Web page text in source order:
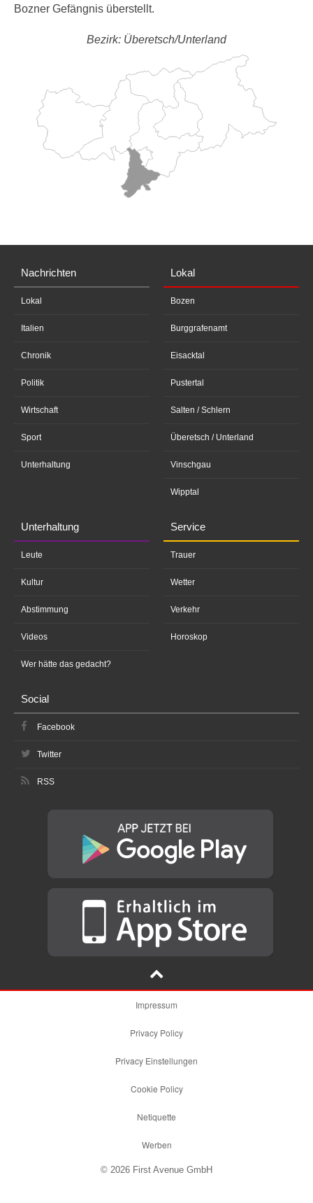
Bozner Gefängnis überstellt.
Bezirk: Überetsch/Unterland
Nachrichten
Lokal
Italien
Chronik
Politik
Wirtschaft
Sport
Unterhaltung
Lokal
Bozen
Burggrafenamt
Eisacktal
Pustertal
Salten / Schlern
Überetsch / Unterland
Vinschgau
Wipptal
Unterhaltung
Leute
Kultur
Abstimmung
Videos
Wer hätte das gedacht?
Service
Trauer
Wetter
Verkehr
Horoskop
Social
Facebook
Twitter
RSS
Impressum
Privacy Policy
Privacy Einstellungen
Cookie Policy
Netiquette
Werben
© 2026 First Avenue GmbH